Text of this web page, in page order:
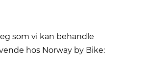
som vi kan behandle
hos Norway by Bike: